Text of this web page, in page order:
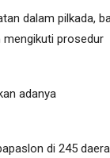
dalam pilkada,
mengikuti prosedur
adanya
di 245